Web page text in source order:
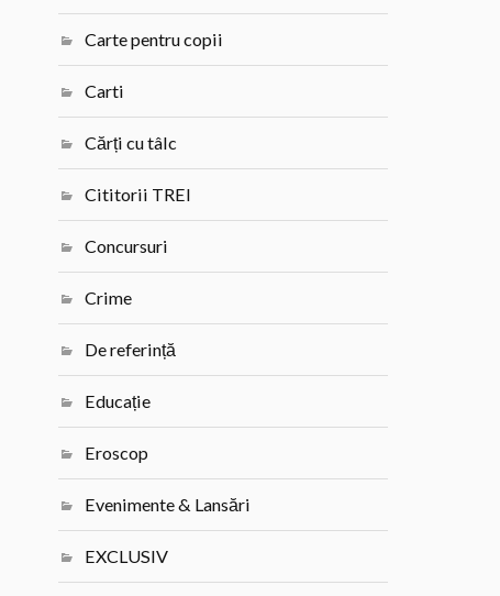
Carte pentru copii
Carti
Cărți cu tâlc
Cititorii TREI
Concursuri
Crime
De referință
Educație
Eroscop
Evenimente & Lansări
EXCLUSIV